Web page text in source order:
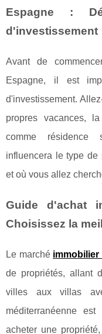
Espagne :
d'investissement
Avant de
Espagne, il est
d'investissement.
propres vacances,
comme résidence
influencera le type de
et où vous allez
Guide d'achat
Choisissez la
Le marché immobilier
de propriétés, allant
villes aux villas
méditerranéenne
acheter une